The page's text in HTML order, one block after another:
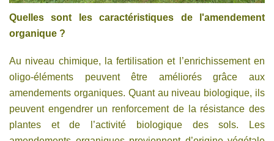
Quelles sont les caractéristiques de l'amendement
organique ?
Au niveau chimique, la fertilisation et l’enrichissement en
oligo-éléments peuvent être améliorés grâce aux
amendements organiques. Quant au niveau biologique, ils
peuvent engendrer un renforcement de la résistance des
plantes et de l’activité biologique des sols. Les